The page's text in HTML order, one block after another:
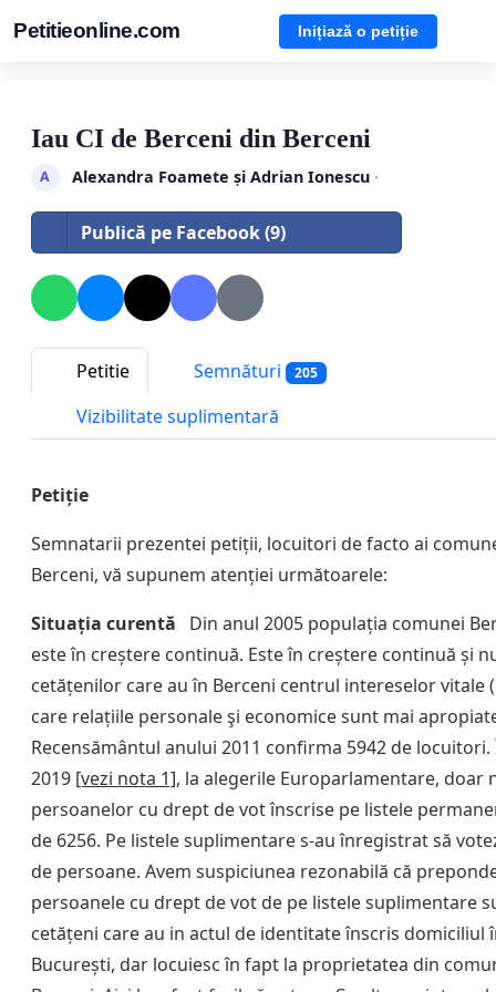
Petitieonline.com Inițiază o petiție
Iau CI de Berceni din Berceni
A Alexandra Foamete și Adrian Ionescu·
Publică pe Facebook (9)
Petitie Semnături 205
Vizibilitate suplimentară
Petiție
Semnatarii prezentei petiții, locuitori de facto ai
Berceni, vă supunem atenției următoarele:
Situația curentă
Din anul 2005 populația comunei
este în creștere continuă. Este în creștere continuă și
cetățenilor care au în Berceni centrul intereselor vitale
care relațiile personale şi economice sunt mai
Recensământul anului 2011 confirma 5942 de locuitori.
2019 [vezi nota 1], la alegerile Europarlamentare, doar
persoanelor cu drept de vot înscrise pe listele
de 6256. Pe listele suplimentare s-au înregistrat să
de persoane. Avem suspiciunea rezonabilă că
persoanele cu drept de vot de pe listele suplimentare
cetățeni care au in actul de identitate înscris domiciliul
București, dar locuiesc în fapt la proprietatea din